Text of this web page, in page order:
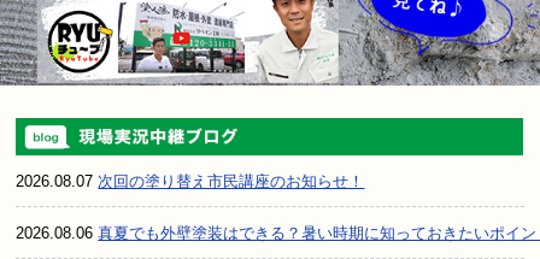
2026.08.07次回の塗り替え市民講座のお知らせ！
2026.08.06真夏でも外壁塗装はできる？暑い時期に知っておきたいポイン